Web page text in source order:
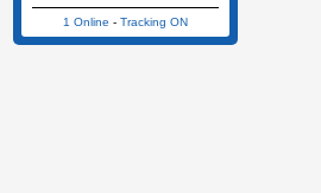
1 Online - Tracking ON